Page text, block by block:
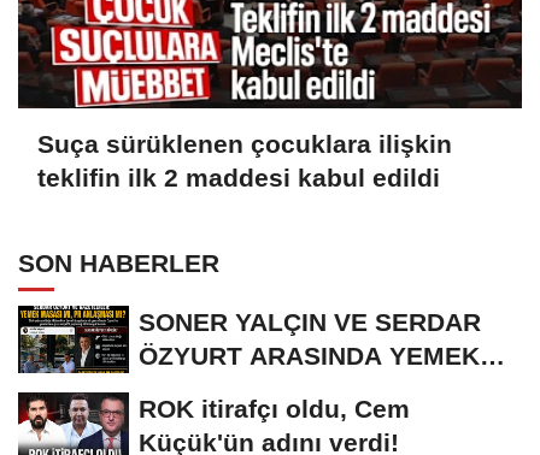
Suça sürüklenen çocuklara ilişkin
teklifin ilk 2 maddesi kabul edildi
SON HABERLER
SONER YALÇIN VE SERDAR
ÖZYURT ARASINDA YEMEK
ROK itirafçı oldu, Cem
Küçük'ün adını verdi!